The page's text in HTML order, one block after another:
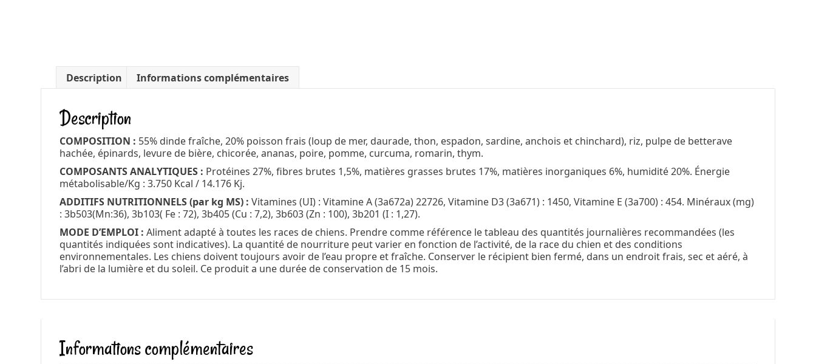
Description Informations complémentaires
Description
COMPOSITION : 55% dinde fraîche, 20% poisson frais (loup de mer, daurade, thon, espadon, sardine, anchois et chinchard), riz, pulpe de betterave
hachée, épinards, levure de bière, chicorée, ananas, poire, pomme, curcuma, romarin, thym.
COMPOSANTS ANALYTIQUES : Protéines 27%, fibres brutes 1,5%, matières grasses brutes 17%, matières inorganiques 6%, humidité 20%. Énergie
métabolisable/Kg : 3.750 Kcal / 14.176 Kj.
ADDITIFS NUTRITIONNELS (par kg MS) : Vitamines (UI) : Vitamine A (3a672a) 22726, Vitamine D3 (3a671) : 1450, Vitamine E (3a700) : 454. Minéraux (mg)
: 3b503(Mn:36), 3b103( Fe : 72), 3b405 (Cu : 7,2), 3b603 (Zn : 100), 3b201 (I : 1,27).
MODE D’EMPLOI : Aliment adapté à toutes les races de chiens. Prendre comme référence le tableau des quantités journalières recommandées (les
quantités indiquées sont indicatives). La quantité de nourriture peut varier en fonction de l’activité, de la race du chien et des conditions
environnementales. Les chiens doivent toujours avoir de l’eau propre et fraîche. Conserver le récipient bien fermé, dans un endroit frais, sec et aéré, à
l’abri de la lumière et du soleil. Ce produit a une durée de conservation de 15 mois.
Informations complémentaires